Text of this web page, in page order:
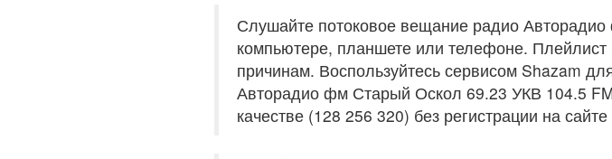
Слушайте потоковое вещание радио
компьютере, планшете или телефоне. Плейлист
причинам. Воспользуйтесь сервисом Shazam
Авторадио фм Старый Оскол 69.23 УКВ 104.5
качестве (128 256 320) без регистрации на